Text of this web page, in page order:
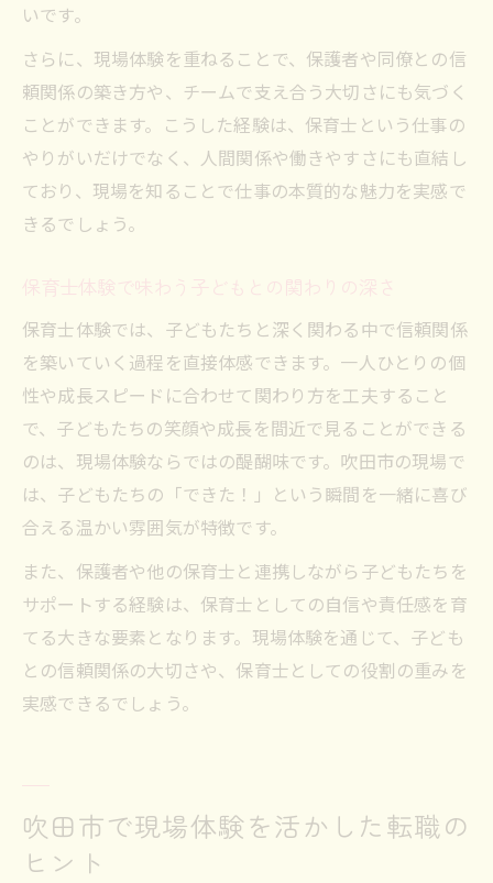
いです。
さらに、現場体験を重ねることで、保護者や同僚との信
頼関係の築き方や、チームで支え合う大切さにも気づく
ことができます。こうした経験は、保育士という仕事の
やりがいだけでなく、人間関係や働きやすさにも直結し
ており、現場を知ることで仕事の本質的な魅力を実感で
きるでしょう。
保育士体験で味わう子どもとの関わりの深さ
保育士体験では、子どもたちと深く関わる中で信頼関係
を築いていく過程を直接体感できます。一人ひとりの個
性や成長スピードに合わせて関わり方を工夫すること
で、子どもたちの笑顔や成長を間近で見ることができる
のは、現場体験ならではの醍醐味です。吹田市の現場で
は、子どもたちの「できた！」という瞬間を一緒に喜び
合える温かい雰囲気が特徴です。
また、保護者や他の保育士と連携しながら子どもたちを
サポートする経験は、保育士としての自信や責任感を育
てる大きな要素となります。現場体験を通じて、子ども
との信頼関係の大切さや、保育士としての役割の重みを
実感できるでしょう。
吹田市で現場体験を活かした転職の
ヒント